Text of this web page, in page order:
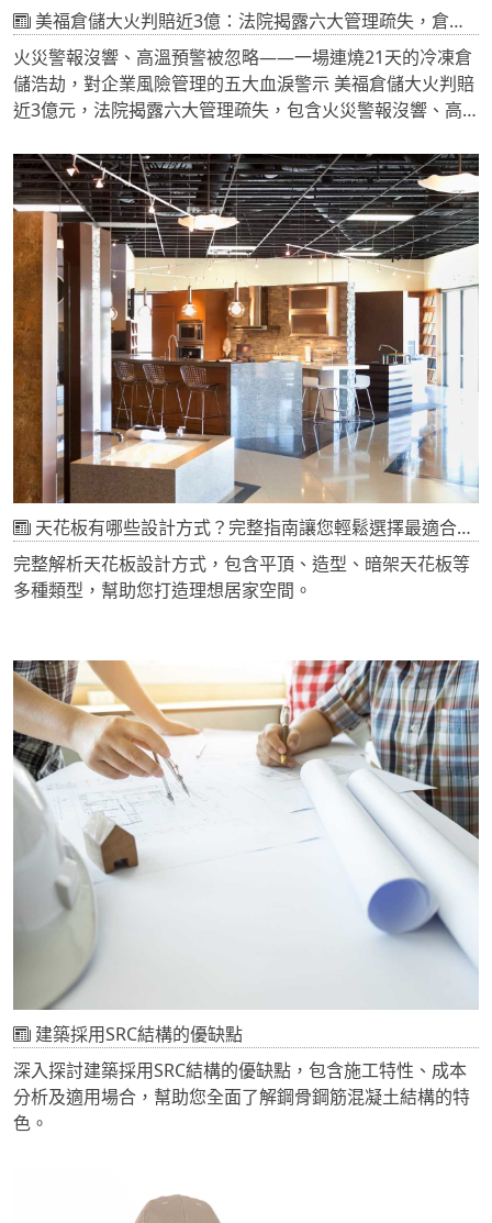
美福倉儲大火判賠近3億：法院揭露六大管理疏失，倉儲業者該如何自保？
火災警報沒響、高溫預警被忽略——一場連燒21天的冷凍倉
儲浩劫，對企業風險管理的五大血淚警示 美福倉儲大火判賠
近3億元，法院揭露六大管理疏失，包含火災警報沒響、高
風險管理、保險代位求償機制，以及企業該如何自保。
天花板有哪些設計方式？完整指南讓您輕鬆選擇最適合的設計
完整解析天花板設計方式，包含平頂、造型、暗架天花板等
多種類型，幫助您打造理想居家空間。
建築採用SRC結構的優缺點
深入探討建築採用SRC結構的優缺點，包含施工特性、成本
分析及適用場合，幫助您全面了解鋼骨鋼筋混凝土結構的特
色。